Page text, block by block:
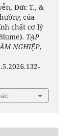
Đức T., &
của
chất cơ lý
TẠP
NGHIỆP,